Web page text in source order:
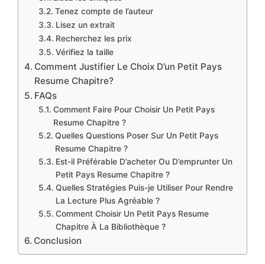
Tenez compte de l’auteur
Lisez un extrait
Recherchez les prix
Vérifiez la taille
Comment Justifier Le Choix D’un Petit Pays
Resume Chapitre?
FAQs
Comment Faire Pour Choisir Un Petit Pays
Resume Chapitre ?
Quelles Questions Poser Sur Un Petit Pays
Resume Chapitre ?
Est-il Préférable D’acheter Ou D’emprunter Un
Petit Pays Resume Chapitre ?
Quelles Stratégies Puis-je Utiliser Pour Rendre
La Lecture Plus Agréable ?
Comment Choisir Un Petit Pays Resume
Chapitre À La Bibliothèque ?
Conclusion